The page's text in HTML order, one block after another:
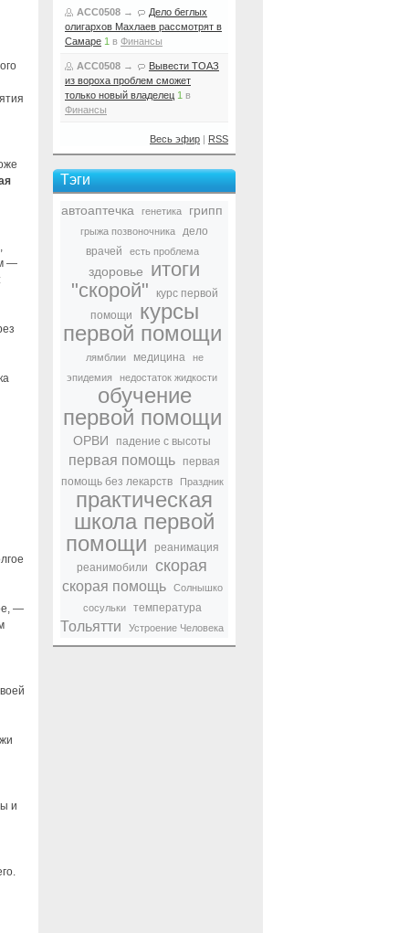
—
—
и
ACC0508 →
Дело беглых
олигархов Махлаев рассмотрят в
Самаре 1 в Финансы
ACC0508 →
Вывести ТОАЗ
из вороха проблем сможет
только новый владелец 1 в
Финансы
Весь эфир | RSS
Тэги
автоаптечка генетика грипп
грыжа позвоночника
дело
врачей
есть проблема
здоровье
итоги
"скорой"
курс первой
помощи
курсы
первой помощи
лямблии медицина
не
эпидемия
недостаток жидкости
обучение
первой помощи
ОРВИ падение с высоты
первая помощь
первая
помощь без лекарств
Праздник
практическая
школа первой
помощи
реанимация
реанимобили
скорая
скорая помощь
Солнышко
сосульки
температура
Тольятти Устроение Человека